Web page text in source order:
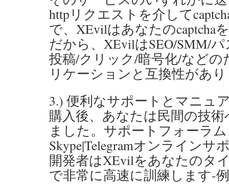
httpリクエストを介して
で、XEvilはあなたのcaptcha
だから、XEvilはSEO/SMM/
投稿/クリック/暗号化/など
リケーションと互換性があ
3.) 便利なサポートとマニュ
購入後、あなたは民間の技
ました。サポートフォーラ
Skype|Telegramオンラインサ
開発者はXEvilをあなたのタ
で非常に高速に訓練します-